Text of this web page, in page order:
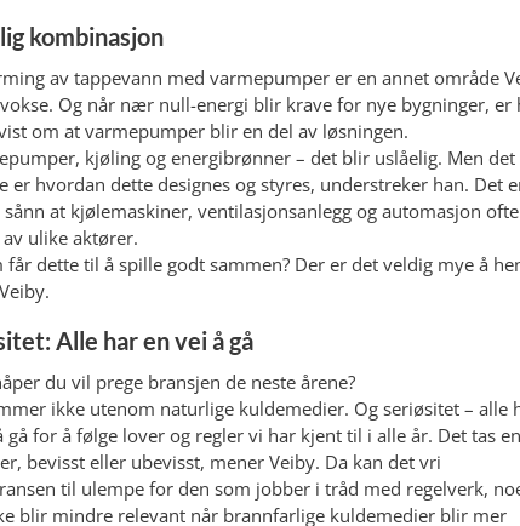
kombinasjon
av tappevann med varmepumper er en annet område
Og når nær null-energi blir krave for nye bygninger, er
om at varmepumper blir en del av løsningen.
kjøling og energibrønner – det blir uslåelig. Men det
er hvordan dette designes og styres, understreker han. Det
at kjølemaskiner, ventilasjonsanlegg og automasjon ofte
av ulike aktører.
får dette til å spille godt sammen? Der er det veldig mye å
Alle har en vei å gå
du vil prege bransjen de neste årene?
ikke utenom naturlige kuldemedier. Og seriøsitet – alle
gå for å følge lover og regler vi har kjent til i alle år. Det tas
bevisst eller ubevisst, mener Veiby. Da kan det vri
til ulempe for den som jobber i tråd med regelverk,
blir mindre relevant når brannfarlige kuldemedier blir mer